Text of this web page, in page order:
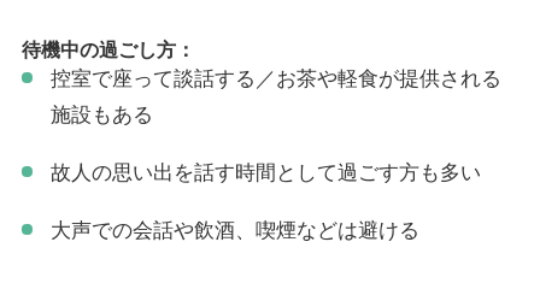
待機中の過ごし方：
控室で座って談話する／お茶や軽食が提供される
施設もある
故人の思い出を話す時間として過ごす方も多い
大声での会話や飲酒、喫煙などは避ける